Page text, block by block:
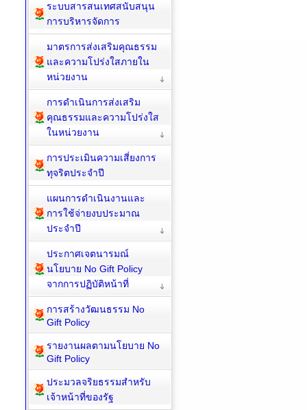
ระบบสารสนเทศสนับสนุน
การบริหารจัดการ
มาตรการส่งเสริมคุณธรรม
และความโปร่งใสภายใน
หน่วยงาน
การดำเนินการส่งเสริม
คุณธรรมและความโปร่งใส
ในหน่วยงาน
การประเมินความเสี่ยงการ
ทุจริตประจำปี
แผนการดำเนินงานและ
การใช้จ่ายงบประมาณ
ประจำปี
ประกาศเจตนารมณ์
นโยบาย No Gift Policy
จากการปฏิบัติหน้าที่
การสร้างวัฒนธรรม No
Gift Policy
รายงานผลตามนโยบาย No
Gift Policy
ประมวลจริยธรรมสำหรับ
เจ้าหน้าที่ของรัฐ